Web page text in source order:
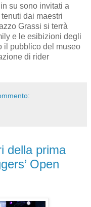
su sono invitati a
dai maestri
Grassi si terrà
e le esibizioni degli
il pubblico del museo
di rider
della prima
Open